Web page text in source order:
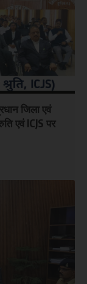
जिला एवं
एवं ICJS पर